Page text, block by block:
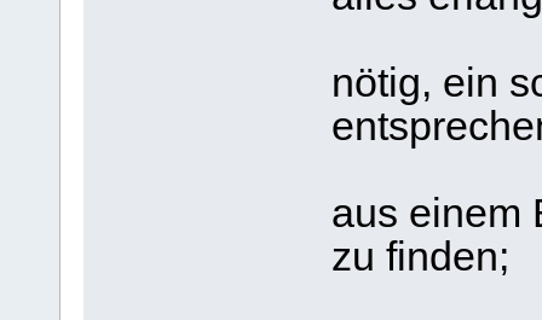
nötig, ein
aus einem
zu finden;